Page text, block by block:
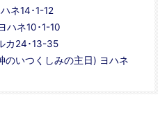
ネ14･1-12
ハネ10･1-10
カ24･13-35
のいつくしみの主日) ヨハネ